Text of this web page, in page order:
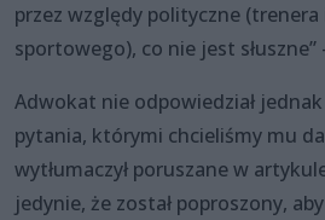
przez względy polityczne
sportowego), co nie jest słuszne”
Adwokat nie odpowiedział jednak
pytania, którymi chcieliśmy mu
wytłumaczył poruszane w
jedynie, że został poproszony,